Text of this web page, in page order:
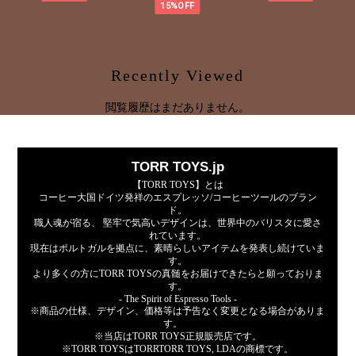
15%OFF
Recently Viewed
閲覧履歴はまだありません。
TORR TOYS.jp
【TORR TOYS】とは
コーヒー大国ドイツ発祥のエスプレッソ/コーヒーツールのブラン
ド。
職人魂が宿る、 堅牢で気高いデザインは、世界中のバリスタに愛さ
れています。
現在はポルトガルを拠点に、素晴らしいアイテムを発表し続けていま
す。
より多くの方にTORR TOYSの真髄をお届けできたらと願っておりま
す。
- The Spirit of Espresso Tools -
※商品の仕様、デザイン、価格等は予告なく変更となる場合がありま
す。
※当店はTORR TOYS正規販売店です。
※TORR TOYSはTORRTORR TOYS, LDAの商標です。